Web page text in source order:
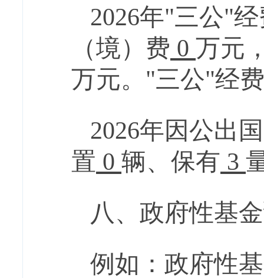
2026年"三公"
（境）费 0 万元
万元。 "三公"经
2026年因公出
置 0 辆、保有 3
八、政府性基
例如 ： 政府性